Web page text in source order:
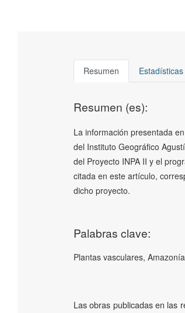
Resumen Estadísticas
Resumen (es):
La información presentada
del Instituto Geográfico
del Proyecto INPA II y el
citada en este artículo,
dicho proyecto.
Palabras clave:
Plantas vasculares,
Las obras publicadas en las